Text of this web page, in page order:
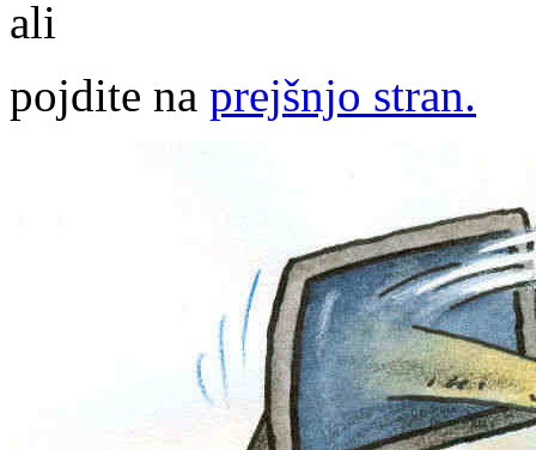
ali
pojdite na prejšnjo stran.